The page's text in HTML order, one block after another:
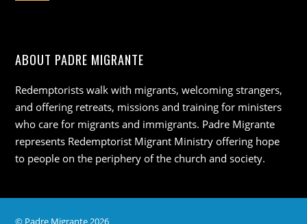
ABOUT PADRE MIGRANTE
Redemptorists walk with migrants, welcoming strangers,
and offering retreats, missions and training for ministers
who care for migrants and immigrants. Padre Migrante
represents Redemptorist Migrant Ministry offering hope
to people on the periphery of the church and society.
© Padre Migrante 2026